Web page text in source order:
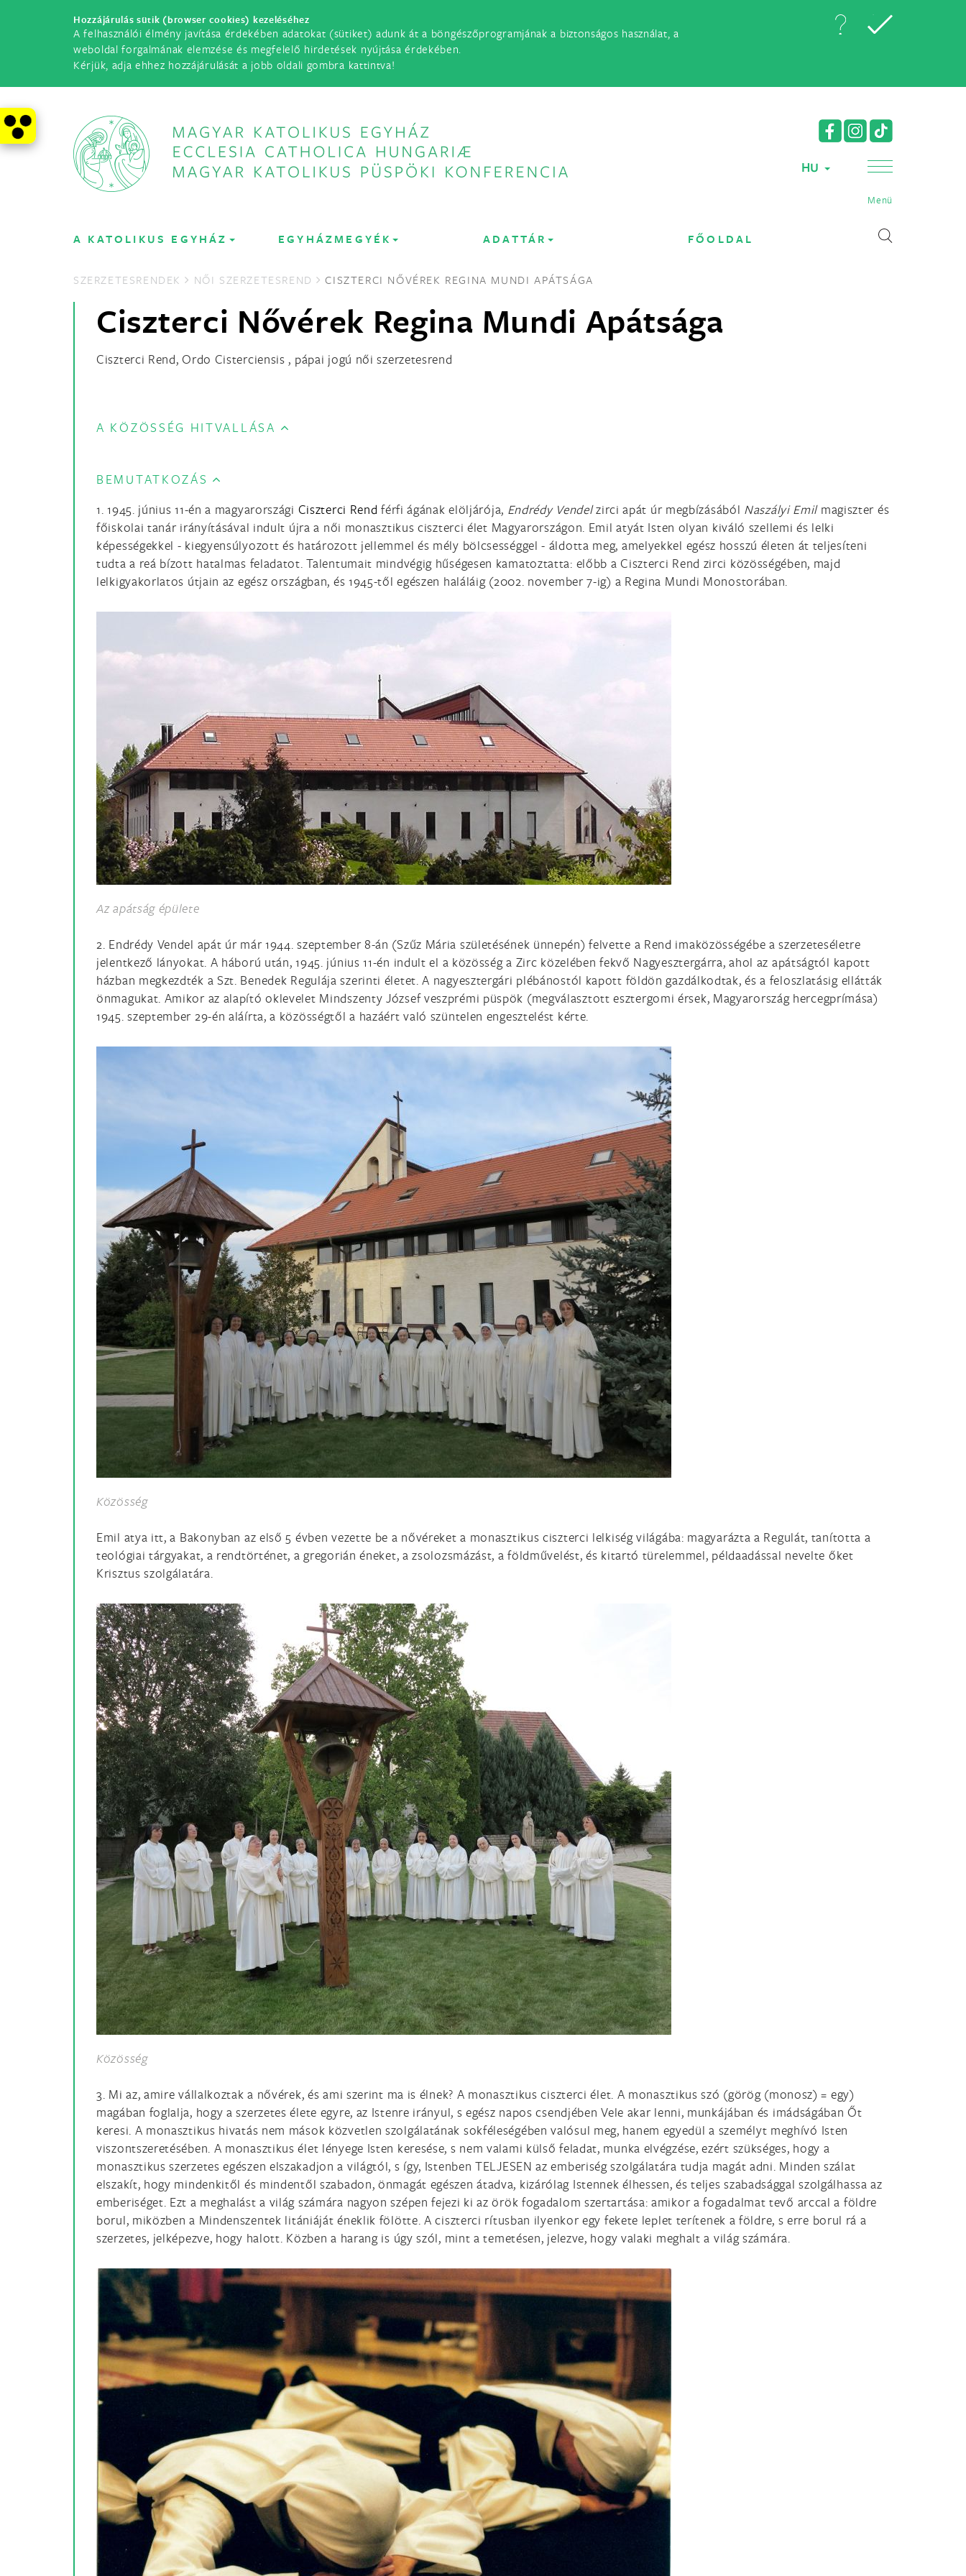
Hozzájárulás sütik (browser cookies) kezeléséhez
A felhasználói élmény javítása érdekében adatokat (sütiket) adunk át a böngészőprogramjának a biztonságos használat, a
weboldal forgalmának elemzése és megfelelő hirdetések nyújtása érdekében.
Kérjük, adja ehhez hozzájárulását a jobb oldali gombra kattintva!
HU
Menü
A KATOLIKUS EGYHÁZ EGYHÁZMEGYÉK ADATTÁR FŐOLDAL
SZERZETESRENDEK NŐI SZERZETESREND CISZTERCI NŐVÉREK REGINA MUNDI APÁTSÁGA
Ciszterci Nővérek Regina Mundi Apátsága
Ciszterci Rend, Ordo Cisterciensis , pápai jogú női szerzetesrend
A KÖZÖSSÉG HITVALLÁSA
BEMUTATKOZÁS
1. 1945. június 11-én a magyarországi Ciszterci Rend férfi ágának elöljárója, Endrédy Vendelzirci apát úr megbízásából Naszályi Emil magiszter és
főiskolai tanár irányításával indult újra a női monasztikus ciszterci élet Magyarországon. Emil atyát Isten olyan kiváló szellemi és lelki
képességekkel - kiegyensúlyozott és határozott jellemmel és mély bölcsességgel - áldotta meg, amelyekkel egész hosszú életen át teljesíteni
tudta a reá bízott hatalmas feladatot. Talentumait mindvégig hűségesen kamatoztatta: előbb a Ciszterci Rend zirci közösségében, majd
lelkigyakorlatos útjain az egész országban, és 1945-től egészen haláláig (2002. november 7-ig) a Regina Mundi Monostorában.
Az apátság épülete
2. Endrédy Vendel apát úr már 1944. szeptember 8-án (Szűz Mária születésének ünnepén) felvette a Rend imaközösségébe a szerzeteséletre
jelentkező lányokat. A háború után, 1945. június 11-én indult el a közösség a Zirc közelében fekvő Nagyesztergárra, ahol az apátságtól kapott
házban megkezdték a Szt. Benedek Regulája szerinti életet. A nagyesztergári plébánostól kapott földön gazdálkodtak, és a feloszlatásig ellátták
önmagukat. Amikor az alapító oklevelet Mindszenty József veszprémi püspök (megválasztott esztergomi érsek, Magyarország hercegprímása)
1945. szeptember 29-én aláírta, a közösségtől a hazáért való szüntelen engesztelést kérte.
Közösség
Emil atya itt, a Bakonyban az első 5 évben vezette be a nővéreket a monasztikus ciszterci lelkiség világába: magyarázta a Regulát, tanította a
teológiai tárgyakat, a rendtörténet, a gregorián éneket, a zsolozsmázást, a földművelést, és kitartó türelemmel, példaadással nevelte őket
Krisztus szolgálatára.
Közösség
3. Mi az, amire vállalkoztak a nővérek, és ami szerint ma is élnek? A monasztikus ciszterci élet. A monasztikus szó (görög (monosz) = egy)
magában foglalja, hogy a szerzetes élete egyre, az Istenre irányul, s egész napos csendjében Vele akar lenni, munkájában és imádságában Őt
keresi. A monasztikus hivatás nem mások közvetlen szolgálatának sokféleségében valósul meg, hanem egyedül a személyt meghívó Isten
viszontszeretésében. A monasztikus élet lényege Isten keresése, s nem valami külső feladat, munka elvégzése, ezért szükséges, hogy a
monasztikus szerzetes egészen elszakadjon a világtól, s így, Istenben TELJESEN az emberiség szolgálatára tudja magát adni. Minden szálat
elszakít, hogy mindenkitől és mindentől szabadon, önmagát egészen átadva, kizárólag Istennek élhessen, és teljes szabadsággal szolgálhassa az
emberiséget. Ezt a meghalást a világ számára nagyon szépen fejezi ki az örök fogadalom szertartása: amikor a fogadalmat tevő arccal a földre
borul, miközben a Mindenszentek litániáját éneklik fölötte. A ciszterci rítusban ilyenkor egy fekete leplet terítenek a földre, s erre borul rá a
szerzetes, jelképezve, hogy halott. Közben a harang is úgy szól, mint a temetésen, jelezve, hogy valaki meghalt a világ számára.